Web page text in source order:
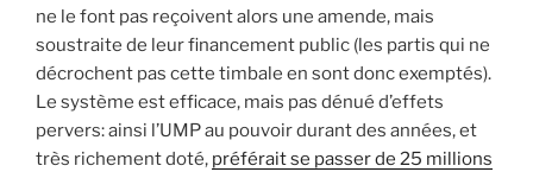
ne le font pas reçoivent alors une amende, mais
soustraite de leur financement public (les partis qui ne
décrochent pas cette timbale en sont donc exemptés).
Le système est efficace, mais pas dénué d’effets
pervers: ainsi l’UMP au pouvoir durant des années, et
très richement doté, préférait se passer de 25 millions